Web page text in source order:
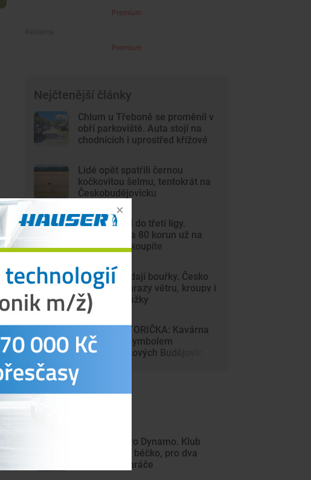
Premium
Premium
Nejčtenější články
Chlum u Třeboně se proměnil v
obří parkoviště. Auta stojí na
chodnících i uprostřed křížové
Lidé opět spatřili černou
kočkovitou šelmu, tentokrát na
Českobudějovicku
Dynamo míří do třetí ligy.
Vstupenky za 80 korun už na
internetu nekoupíte
Vedra vystřídají bouřky. Česko
zasáhnou nárazy větru, kroupy i
přívalové srážky
DRBNA HISTORIČKA: Kavárna
Savoy byla symbolem
prvorepublikových Budějovic
Další rána pro Dynamo. Klub
zřejmě zruší béčko, pro dva
týmy nemá hráče